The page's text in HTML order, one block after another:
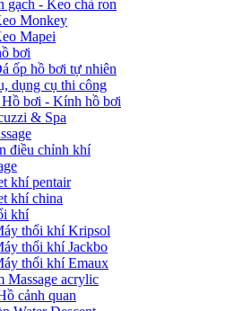
gạch - Keo chà ron
Monkey
Mapei
bơi
ốp hồ bơi tự nhiên
dụng cụ thi công
bơi - Kính hồ bơi
& Spa
điều chỉnh khí
khí pentair
khí china
khí
thổi khí Kripsol
thổi khí Jackbo
thổi khí Emaux
Massage acrylic
cảnh quan